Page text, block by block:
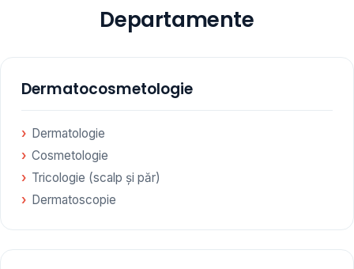
Departamente
Dermatocosmetologie
Dermatologie
Cosmetologie
Tricologie (scalp și păr)
Dermatoscopie